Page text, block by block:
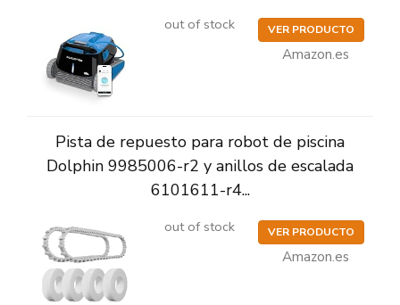
out of stock VER PRODUCTO
Amazon.es
Pista de repuesto para robot de piscina
Dolphin 9985006-r2 y anillos de escalada
6101611-r4...
out of stock VER PRODUCTO
Amazon.es